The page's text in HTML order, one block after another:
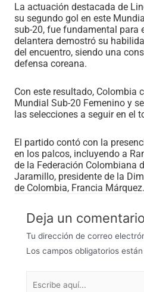
La actuación destacada de
su segundo gol en este
sub-20, fue fundamental para
delantera demostró su
del encuentro, siendo una
defensa coreana.
Con este resultado, Colombia
Mundial Sub-20 Femenino y
las selecciones a seguir en el
El partido contó con la
en los palcos, incluyendo a
de la Federación Colombiana
Jaramillo, presidente de la
de Colombia, Francia Márquez.
Deja un comentario
Tu dirección de correo
Los campos obligatorios